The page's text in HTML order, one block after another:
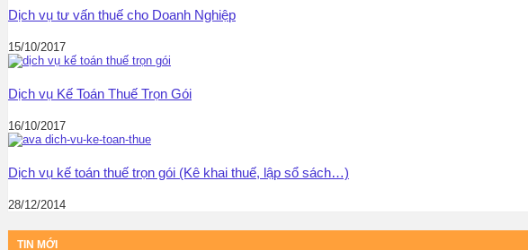
Dịch vụ tư vấn thuế cho Doanh Nghiệp
15/10/2017
Dịch vụ Kế Toán Thuế Trọn Gói
16/10/2017
Dịch vụ kế toán thuế trọn gói (Kê khai thuế, lập sổ sách…)
28/12/2014
TIN MỚI